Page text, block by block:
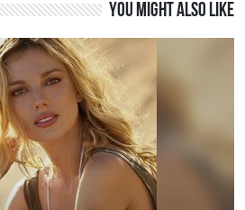
You might also like